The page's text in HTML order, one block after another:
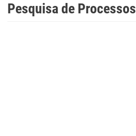
Pesquisa de Processos